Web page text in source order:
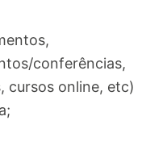
conferências,
cursos online, etc)